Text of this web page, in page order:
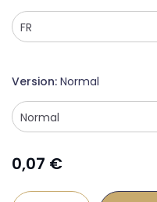
Version Normal
0,07 €